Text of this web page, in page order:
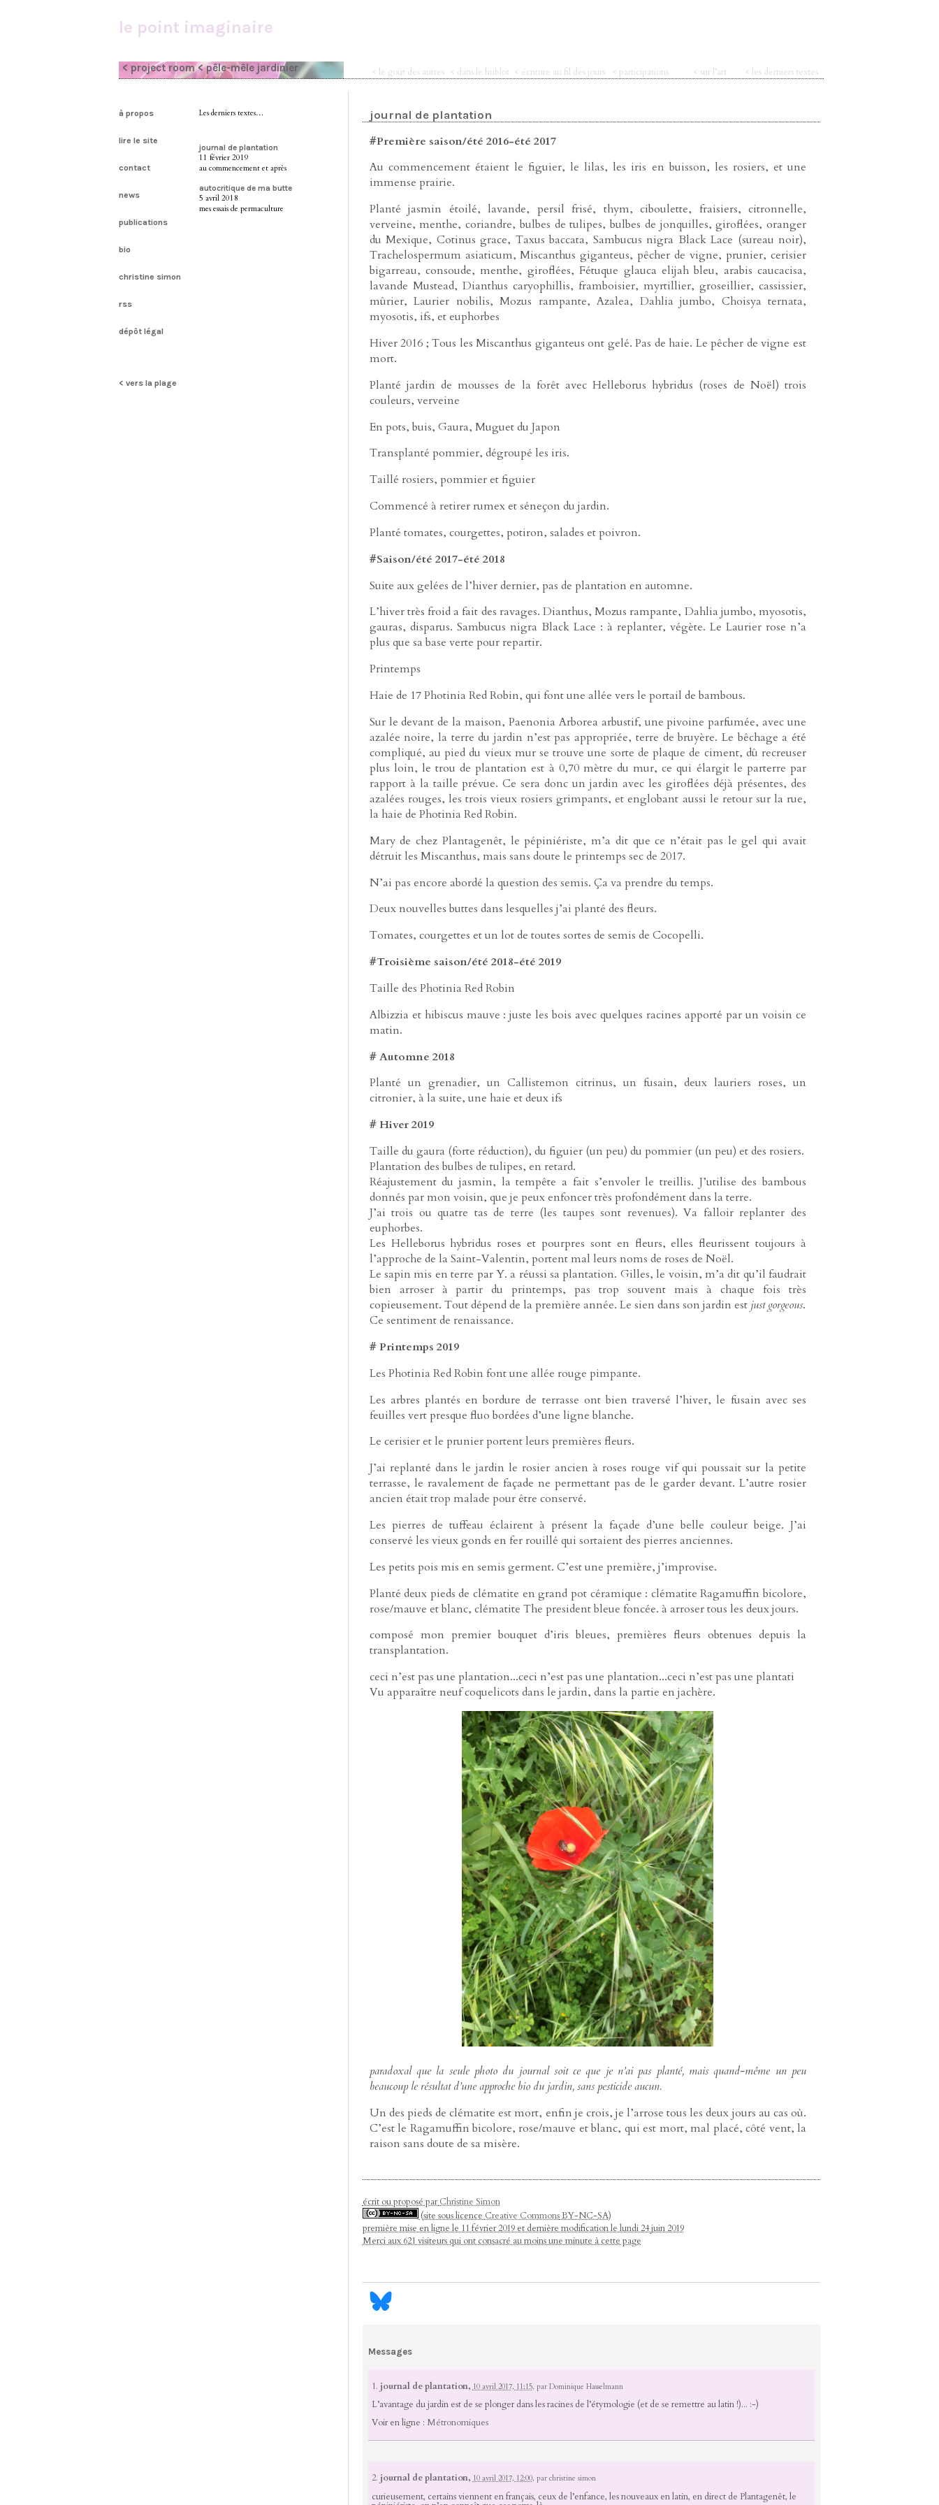
le point imaginaire
< project room< pêle-mêle jardinier < le goût des autres < dans le hublot < écriture au fil des jours < participations < sur l’art < les derniers textes
à propos
lire le site
contact
news
publications
bio
christine simon
rss
dépôt légal
< vers la plage
Les derniers textes…
journal de plantation
11 février 2019
au commencement et après
autocritique de ma butte
5 avril 2018
mes essais de permaculture
journal de plantation
#Première saison/été 2016-été 2017
Au commencement étaient le figuier, le lilas, les iris en buisson, les rosiers, et une
immense prairie.
Planté jasmin étoilé, lavande, persil frisé, thym, ciboulette, fraisiers, citronnelle,
verveine, menthe, coriandre, bulbes de tulipes, bulbes de jonquilles, giroflées, oranger
du Mexique, Cotinus grace, Taxus baccata, Sambucus nigra Black Lace (sureau noir),
Trachelospermum asiaticum, Miscanthus giganteus, pêcher de vigne, prunier, cerisier
bigarreau, consoude, menthe, giroflées, Fétuque glauca elijah bleu, arabis caucacisa,
lavande Mustead, Dianthus caryophillis, framboisier, myrtillier, groseillier, cassissier,
mûrier, Laurier nobilis, Mozus rampante, Azalea, Dahlia jumbo, Choisya ternata,
myosotis, ifs, et euphorbes
Hiver 2016 ; Tous les Miscanthus giganteus ont gelé. Pas de haie. Le pêcher de vigne est
mort.
Planté jardin de mousses de la forêt avec Helleborus hybridus (roses de Noël) trois
couleurs, verveine
En pots, buis, Gaura, Muguet du Japon
Transplanté pommier, dégroupé les iris.
Taillé rosiers, pommier et figuier
Commencé à retirer rumex et séneçon du jardin.
Planté tomates, courgettes, potiron, salades et poivron.
#Saison/été 2017-été 2018
Suite aux gelées de l’hiver dernier, pas de plantation en automne.
L’hiver très froid a fait des ravages. Dianthus, Mozus rampante, Dahlia jumbo, myosotis,
gauras, disparus. Sambucus nigra Black Lace : à replanter, végète. Le Laurier rose n’a
plus que sa base verte pour repartir.
Printemps
Haie de 17 Photinia Red Robin, qui font une allée vers le portail de bambous.
Sur le devant de la maison, Paenonia Arborea arbustif, une pivoine parfumée, avec une
azalée noire, la terre du jardin n’est pas appropriée, terre de bruyère. Le bêchage a été
compliqué, au pied du vieux mur se trouve une sorte de plaque de ciment, dû recreuser
plus loin, le trou de plantation est à 0,70 mètre du mur, ce qui élargit le parterre par
rapport à la taille prévue. Ce sera donc un jardin avec les giroflées déjà présentes, des
azalées rouges, les trois vieux rosiers grimpants, et englobant aussi le retour sur la rue,
la haie de Photinia Red Robin.
Mary de chez Plantagenêt, le pépiniériste, m’a dit que ce n’était pas le gel qui avait
détruit les Miscanthus, mais sans doute le printemps sec de 2017.
N’ai pas encore abordé la question des semis. Ça va prendre du temps.
Deux nouvelles buttes dans lesquelles j’ai planté des fleurs.
Tomates, courgettes et un lot de toutes sortes de semis de Cocopelli.
#Troisième saison/été 2018-été 2019
Taille des Photinia Red Robin
Albizzia et hibiscus mauve : juste les bois avec quelques racines apporté par un voisin ce
matin.
# Automne 2018
Planté un grenadier, un Callistemon citrinus, un fusain, deux lauriers roses, un
citronier, à la suite, une haie et deux ifs
# Hiver 2019
Taille du gaura (forte réduction), du figuier (un peu) du pommier (un peu) et des rosiers.
Plantation des bulbes de tulipes, en retard.
Réajustement du jasmin, la tempête a fait s’envoler le treillis. J’utilise des bambous
donnés par mon voisin, que je peux enfoncer très profondément dans la terre.
J’ai trois ou quatre tas de terre (les taupes sont revenues). Va falloir replanter des
euphorbes.
Les Helleborus hybridus roses et pourpres sont en fleurs, elles fleurissent toujours à
l’approche de la Saint-Valentin, portent mal leurs noms de roses de Noël.
Le sapin mis en terre par Y. a réussi sa plantation. Gilles, le voisin, m’a dit qu’il faudrait
bien arroser à partir du printemps, pas trop souvent mais à chaque fois très
copieusement. Tout dépend de la première année. Le sien dans son jardin est just gorgeous.
Ce sentiment de renaissance.
# Printemps 2019
Les Photinia Red Robin font une allée rouge pimpante.
Les arbres plantés en bordure de terrasse ont bien traversé l’hiver, le fusain avec ses
feuilles vert presque fluo bordées d’une ligne blanche.
Le cerisier et le prunier portent leurs premières fleurs.
J’ai replanté dans le jardin le rosier ancien à roses rouge vif qui poussait sur la petite
terrasse, le ravalement de façade ne permettant pas de le garder devant. L’autre rosier
ancien était trop malade pour être conservé.
Les pierres de tuffeau éclairent à présent la façade d’une belle couleur beige. J’ai
conservé les vieux gonds en fer rouillé qui sortaient des pierres anciennes.
Les petits pois mis en semis germent. C’est une première, j’improvise.
Planté deux pieds de clématite en grand pot céramique : clématite Ragamuffin bicolore,
rose/mauve et blanc, clématite The president bleue foncée. à arroser tous les deux jours.
composé mon premier bouquet d’iris bleues, premières fleurs obtenues depuis la
transplantation.
ceci n’est pas une plantation...ceci n’est pas une plantation...ceci n’est pas une plantati
Vu apparaître neuf coquelicots dans le jardin, dans la partie en jachère.
paradoxal que la seule photo du journal soit ce que je n’ai pas planté, mais quand-même un peu
beaucoup le résultat d’une approche bio du jardin, sans pesticide aucun.
Un des pieds de clématite est mort, enfin je crois, je l’arrose tous les deux jours au cas où.
C’est le Ragamuffin bicolore, rose/mauve et blanc, qui est mort, mal placé, côté vent, la
raison sans doute de sa misère.
écrit ou proposé parChristine Simon
(site sous licence Creative CommonsBY-NC-SA)
première mise en ligne le 11 février 2019 et dernière modification le lundi 24 juin 2019
Merci aux 621 visiteurs qui ont consacré au moins une minute à cette page
Messages
1. journal de plantation, 10 avril 2017, 11:15, par Dominique Hasselmann
L’avantage du jardin est de se plonger dans les racines de l’étymologie (et de se remettre au latin !)... :-)
Voir en ligne : Métronomiques
2. journal de plantation, 10 avril 2017, 12:00, par christine simon
curieusement, certains viennent en français, ceux de l’enfance, les nouveaux en latin, en direct de Plantagenêt, le